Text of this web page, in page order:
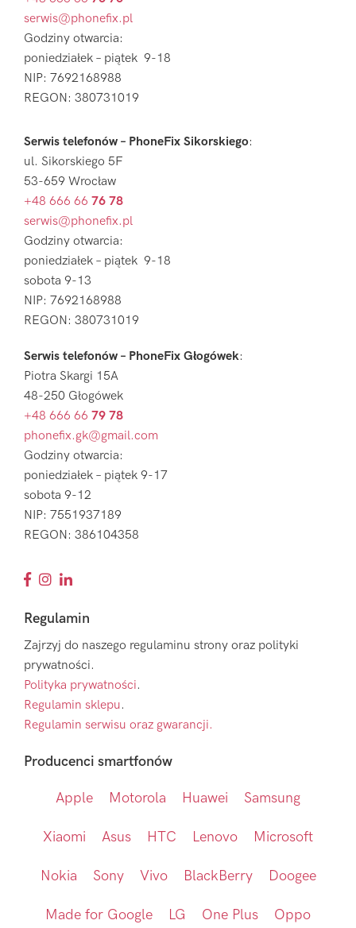
serwis@phonefix.pl
Godziny otwarcia:
poniedziałek – piątek 9-18
NIP: 7692168988
REGON: 380731019
Serwis telefonów – PhoneFix Sikorskiego:
ul. Sikorskiego 5F
53-659 Wrocław
+48 666 66 76 78
serwis@phonefix.pl
Godziny otwarcia:
poniedziałek – piątek 9-18
sobota 9-13
NIP: 7692168988
REGON: 380731019
Serwis telefonów – PhoneFix Głogówek:
Piotra Skargi 15A
48-250 Głogówek
+48 666 66 79 78
phonefix.gk@gmail.com
Godziny otwarcia:
poniedziałek – piątek 9-17
sobota 9-12
NIP: 7551937189
REGON: 386104358
Regulamin
Zajrzyj do naszego regulaminu strony oraz polityki
prywatności.
Polityka prywatności.
Regulamin sklepu.
Regulamin serwisu oraz gwarancji.
Producenci smartfonów
Apple Motorola Huawei Samsung
Xiaomi Asus HTC Lenovo Microsoft
Nokia Sony Vivo BlackBerry Doogee
Made for Google LG One Plus Oppo